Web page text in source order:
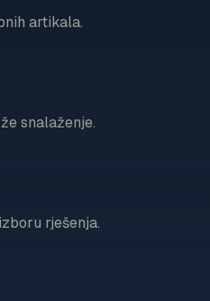
artikala.
snalaženje.
rješenja.